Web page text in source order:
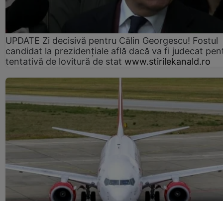
UPDATE Zi decisivă pentru Călin Georgescu! Fostul
candidat la prezidențiale află dacă va fi judecat
tentativă de lovitură de stat www.stirilekanald.ro